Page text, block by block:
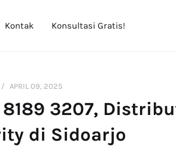
Kontak Konsultasi Gratis!
APRIL 09, 2025
8189 3207,
di Sidoarjo